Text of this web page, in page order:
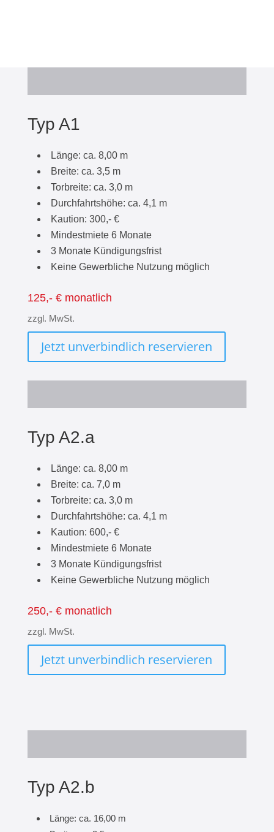
Typ A1
Länge: ca. 8,00 m
Breite: ca. 3,5 m
Torbreite: ca. 3,0 m
Durchfahrtshöhe: ca. 4,1 m
Kaution: 300,- €
Mindestmiete 6 Monate
3 Monate Kündigungsfrist
Keine Gewerbliche Nutzung möglich
125,- € monatlich
zzgl. MwSt.
Jetzt unverbindlich reservieren
Typ A2.a
Länge: ca. 8,00 m
Breite: ca. 7,0 m
Torbreite: ca. 3,0 m
Durchfahrtshöhe: ca. 4,1 m
Kaution: 600,- €
Mindestmiete 6 Monate
3 Monate Kündigungsfrist
Keine Gewerbliche Nutzung möglich
250,- € monatlich
zzgl. MwSt.
Jetzt unverbindlich reservieren
Typ A2.b
Länge: ca. 16,00 m